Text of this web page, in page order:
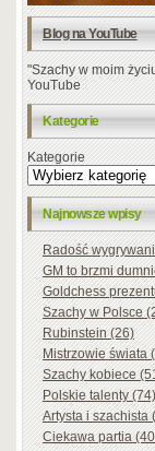
Blog na YouTube
"Szachy w moim
YouTube
Kategorie
Kategorie
Najnowsze wpisy
Radość
GM to brzmi
Goldchess
Szachy w Polsce
Rubinstein (26)
Mistrzowie świata
Szachy kobiece
Polskie talenty (74)
Artysta i szachista
Ciekawa partia